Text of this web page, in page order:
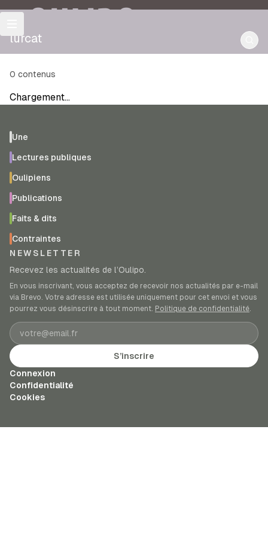
OULIPO
lurcat
0 contenus
Chargement…
Une
Lectures publiques
Oulipiens
Publications
Faits & dits
Contraintes
NEWSLETTER
Recevez les actualités de l’Oulipo.
En vous inscrivant, vous acceptez de recevoir nos actualités par e-mail
via Brevo. Votre adresse est utilisée uniquement pour cet envoi et vous
pourrez vous désinscrire à tout moment. Politique de confidentialité.
Adresse e-mail
S’inscrire
Connexion
Confidentialité
Cookies